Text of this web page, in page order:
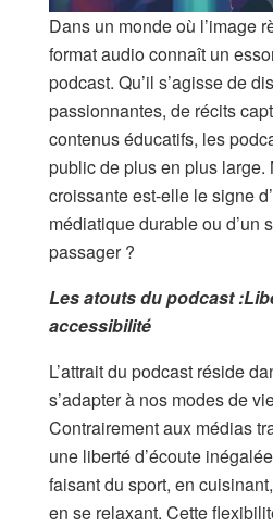
Dans un monde où l’image
format audio connaît un
podcast. Qu’il s’agisse de
passionnantes, de récits
contenus éducatifs, les
public de plus en plus large.
croissante est-elle le signe
médiatique durable ou d’un
passager ?
Les atouts du podcast
accessibilité
L’attrait du podcast réside
s’adapter à nos modes de
Contrairement aux médias
une liberté d’écoute
faisant du sport, en
en se relaxant. Cette